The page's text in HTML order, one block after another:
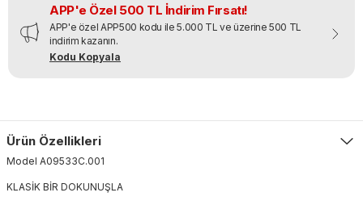
APP'e Özel 500 TL İndirim Fırsatı!
APP'e özel APP500 kodu ile 5.000 TL ve üzerine 500 TL
indirim kazanın.
Kodu Kopyala
Ürün Özellikleri
Model A09533C.001
KLASİK BİR DOKUNUŞLA